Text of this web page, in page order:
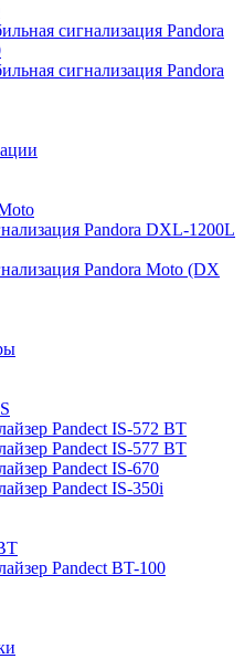
сигнализация Pandora
сигнализация Pandora
Pandora DXL-1200L
Pandora Moto (DX
Pandect IS-572 BT
Pandect IS-577 BT
Pandect IS-670
Pandect IS-350i
Pandect BT-100